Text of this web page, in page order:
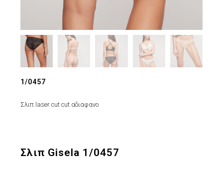
1/0457
Σλιπ laser cut cut αδιαφανο
Σλιπ Gisela 1/0457